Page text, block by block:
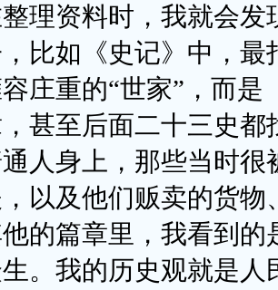
整理资料时，我就会
比如《史记》中，
庄重的“世家”，而
甚至后面二十三史
人身上，那些当时
以及他们贩卖的货
的篇章里，我看到
。我的历史观就是